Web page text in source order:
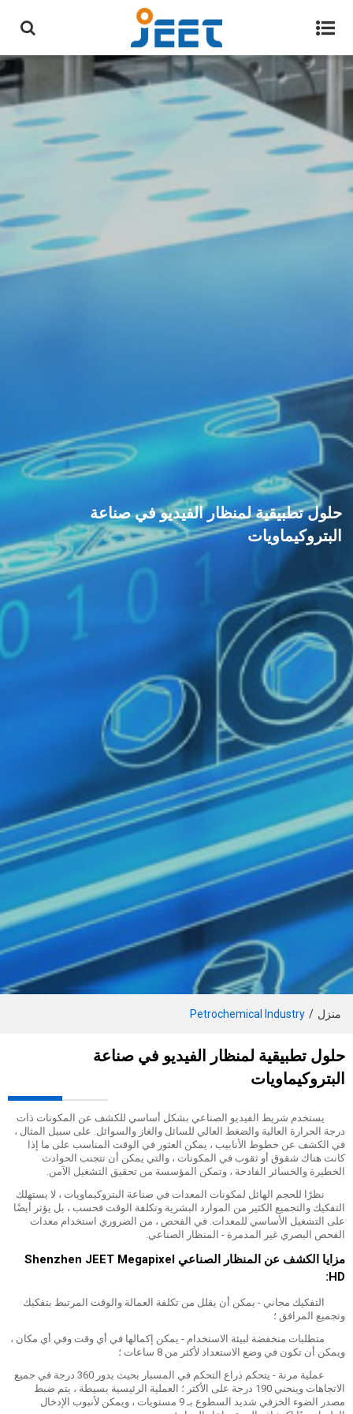
حلول تطبيقية لمنظار الفيديو في صناعة
البتروكيماويات
منزل /
Petrochemical Industry
حلول تطبيقية لمنظار الفيديو في صناعة
البتروكيماويات
يستخدم شريط الفيديو الصناعي بشكل أساسي للكشف عن المكونات ذات
درجة الحرارة العالية والضغط العالي للسائل والغاز والسوائل. على سبيل المثال ،
في الكشف عن خطوط الأنابيب ، يمكن العثور في الوقت المناسب على ما إذا
كانت هناك شقوق أو ثقوب في المكونات ، والتي يمكن أن تتجنب الحوادث
الخطيرة والخسائر الفادحة ، وتمكن المؤسسة من تحقيق التشغيل الآمن.
نظرًا للحجم الهائل لمكونات المعدات في صناعة البتروكيماويات ، لا يستهلك
التفكيك والتجميع الكثير من الموارد البشرية وتكلفة الوقت فحسب ، بل يؤثر أيضًا
على التشغيل الأساسي للمعدات. في الفحص ، من الضروري استخدام معدات
الفحص البصري غير المدمرة - المنظار الصناعي.
مزايا الكشف عن المنظار الصناعي Shenzhen JEET Megapixel
HD:
التفكيك مجاني - يمكن أن يقلل من تكلفة العمالة والوقت المرتبط بتفكيك
وتجميع المرافق ؛
متطلبات منخفضة لبيئة الاستخدام - يمكن إكمالها في أي وقت وفي أي مكان ،
ويمكن أن تكون في وضع الاستعداد لأكثر من 8 ساعات ؛
عملية مرنة - يتحكم ذراع التحكم في المسبار بحيث يدور 360 درجة في جميع
الاتجاهات وينحني 190 درجة على الأكثر ؛ العملية الرئيسية بسيطة ، يتم ضبط
مصدر الضوء الخزفي شديد السطوع بـ 9 مستويات ، ويمكن لأنبوب الإدخال